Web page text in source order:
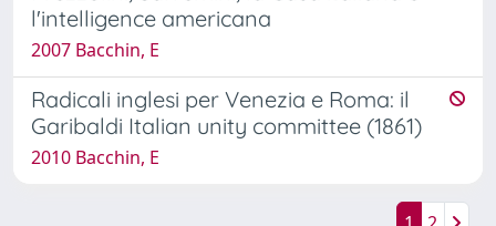
l'intelligence americana
2007 Bacchin, E
Radicali inglesi per Venezia e Roma: il
Garibaldi Italian unity committee (1861)
2010 Bacchin, E